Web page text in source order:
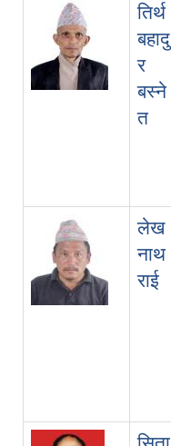
तिर्थ
बहादु
र
बस्ने
त
लेख
नाथ
राई